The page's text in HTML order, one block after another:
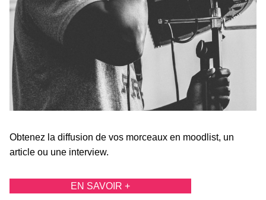
Obtenez la diffusion de vos morceaux en moodlist, un
article ou une interview.
EN SAVOIR +